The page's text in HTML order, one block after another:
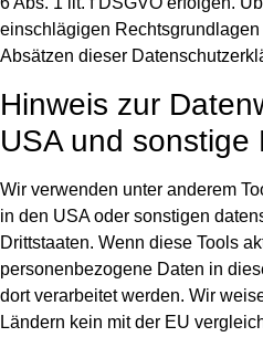
einschlägigen
Absätzen dieser
Hinweis zur
USA und sonstige
Wir verwenden unter anderem
in den USA oder sonstigen
Drittstaaten. Wenn diese Tools
personenbezogene Daten in
dort verarbeitet werden. Wir
Ländern kein mit der EU